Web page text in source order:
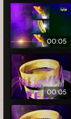
00:05
00:05